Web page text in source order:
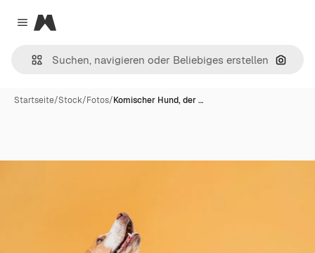
Close menu
Magnific
Nach
Startseite/Stock/Fotos/Komischer Hund, der …